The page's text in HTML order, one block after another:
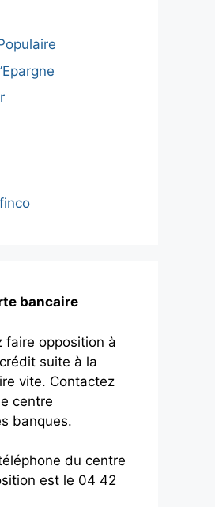
bancaire
faire opposition à
suite à la
vite. Contactez
centre
banques.
du centre
est le 04 42